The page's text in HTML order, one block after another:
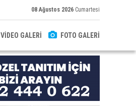
08 Ağustos 2026 Cumartesi
VİDEO GALERİ FOTO GALERİ